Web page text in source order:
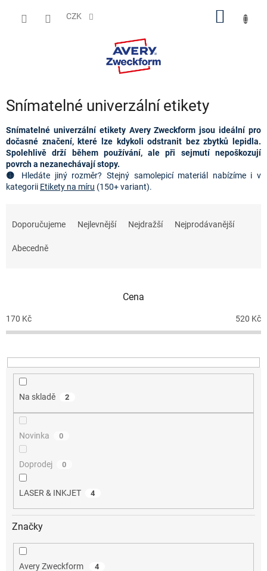
CZK
Snímatelné univerzální etikety
Snímatelné univerzální etikety Avery Zweckform jsou ideální pro
dočasné značení, které lze kdykoli odstranit bez zbytků lepidla.
Spolehlivě drží během používání, ale při sejmutí nepoškozují
povrch a nezanechávají stopy.
🟡 Hledáte jiný rozměr?Stejný samolepicí materiál nabízíme i v
kategorii Etikety na míru (150+ variant).
o
d
k
t
Doporučujeme Nejlevnější Nejdražší Nejprodávanější
Abecedně
Cena
170 Kč 520 Kč
Na skladě 2
Novinka 0
Doprodej 0
LASER & INKJET 4
Značky
Avery Zweckform 4